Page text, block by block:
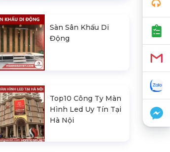
Sàn Sân Khấu Di
Động
Top10 Công Ty Màn
Hình Led Uy Tín Tại
Hà Nội